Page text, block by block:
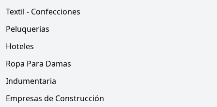
Textil - Confecciones
Peluquerias
Hoteles
Ropa Para Damas
Indumentaria
Empresas de Construcción